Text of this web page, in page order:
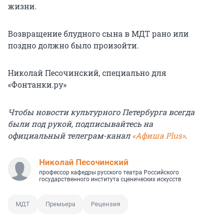
жизни.
Возвращение блудного сына в МДТ рано или
поздно должно было произойти.
Николай Песочинский, специально для
«Фонтанки.ру»
Чтобы новости культурного Петербурга всегда
были под рукой, подписывайтесь на
официальный телеграм-канал«Афиша Plus».
Николай Песочинский
профессор кафедры русского театра Российского
государственного института сценических искусств
МДТ Премьера Рецензия